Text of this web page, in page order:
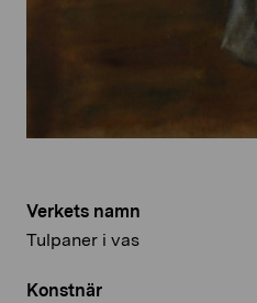
Verkets namn
Tulpaner i vas
Konstnär